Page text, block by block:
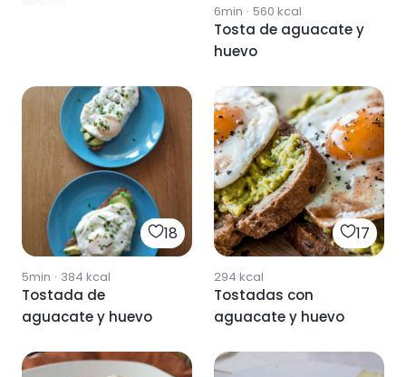
6min · 560 kcal
Tosta de aguacate y
huevo
18
5min · 384 kcal
Tostada de
aguacate y huevo
17
294 kcal
Tostadas con
aguacate y huevo